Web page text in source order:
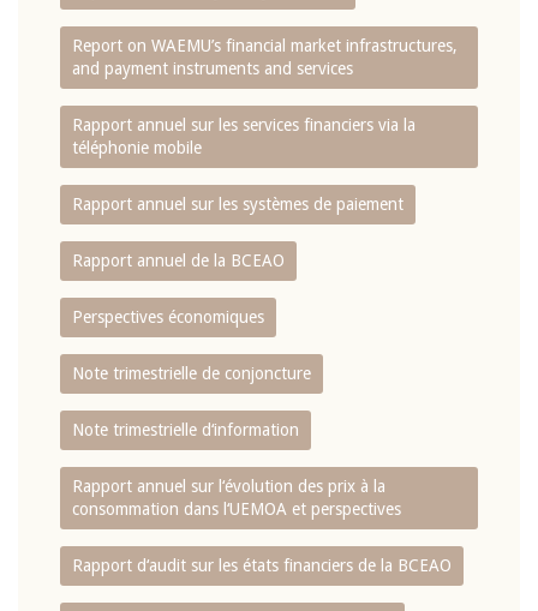
Report on WAEMU’s financial market infrastructures,
and payment instruments and services
Rapport annuel sur les services financiers via la
téléphonie mobile
Rapport annuel sur les systèmes de paiement
Rapport annuel de la BCEAO
Perspectives économiques
Note trimestrielle de conjoncture
Note trimestrielle d‘information
Rapport annuel sur l‘évolution des prix à la
consommation dans l‘UEMOA et perspectives
Rapport d‘audit sur les états financiers de la BCEAO